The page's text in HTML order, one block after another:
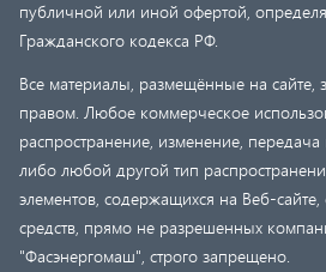
публичной или иной офертой,
Гражданского кодекса РФ.
Все материалы, размещённые на
правом. Любое коммерческое
распространение, изменение,
либо любой другой тип
элементов, содержащихся на Веб-
средств, прямо не разрешенных
"Фасэнергомаш", строго запрещено.